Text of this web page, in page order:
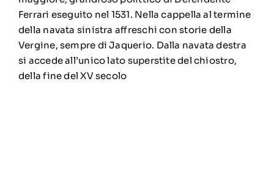
Ferrari eseguito nel 1531. Nella cappella al termine
della navata sinistra affreschi con storie della
Vergine, sempre di Jaquerio. Dalla navata destra
si accede all’unico lato superstite del chiostro,
della fine del XV secolo